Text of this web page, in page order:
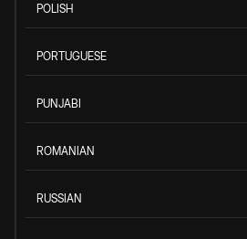
POLISH
PORTUGUESE
PUNJABI
ROMANIAN
RUSSIAN